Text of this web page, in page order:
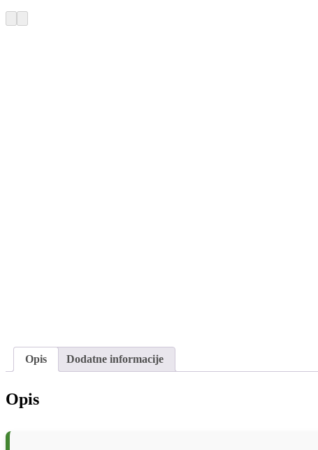
Opis Dodatne informacije
Opis